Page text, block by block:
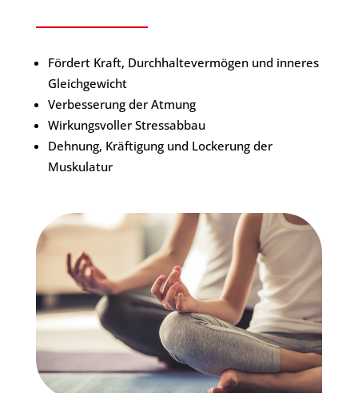
Fördert Kraft, Durchhaltevermögen und inneres
Gleichgewicht
Verbesserung der Atmung
Wirkungsvoller Stressabbau
Dehnung, Kräftigung und Lockerung der
Muskulatur